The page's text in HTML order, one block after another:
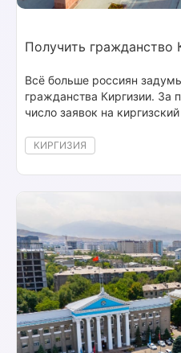
Получить гражданство
КИРГИЗИЯ
Всё больше россиян
гражданства Киргизии. За
число заявок на